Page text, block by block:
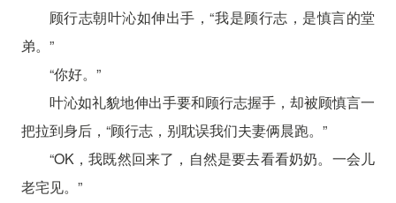
顾行志朝叶沁如伸出手，“我是顾行志，是慎言的堂
弟。”
“你好。”
叶沁如礼貌地伸出手要和顾行志握手，却被顾慎言一
把拉到身后，“顾行志，别耽误我们夫妻俩晨跑。”
“OK，我既然回来了，自然是要去看看奶奶。一会儿
老宅见。”